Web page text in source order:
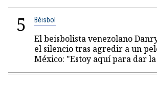
5 Béisbol
El beisbolista venezolano
el silencio tras agredir a un
México: "Estoy aquí para dar